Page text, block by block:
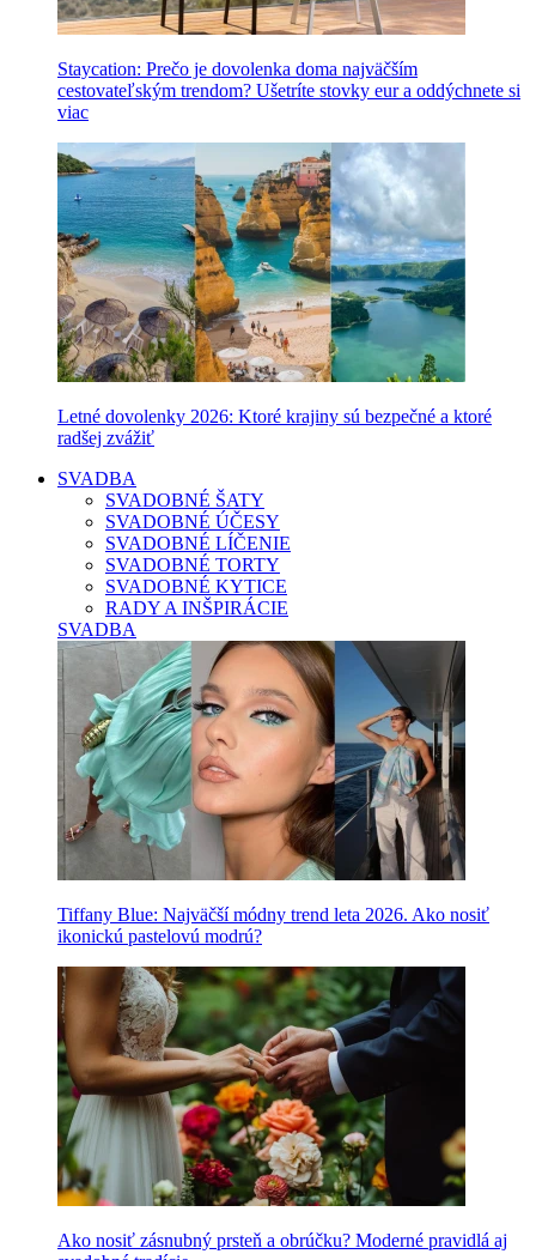
Staycation: Prečo je dovolenka doma najväčším
cestovateľským trendom? Ušetríte stovky eur a oddýchnete si
viac
Letné dovolenky 2026: Ktoré krajiny sú bezpečné a ktoré
radšej zvážiť
SVADBA
SVADOBNÉ ŠATY
SVADOBNÉ ÚČESY
SVADOBNÉ LÍČENIE
SVADOBNÉ TORTY
SVADOBNÉ KYTICE
RADY A INŠPIRÁCIE
SVADBA
Tiffany Blue: Najväčší módny trend leta 2026. Ako nosiť
ikonickú pastelovú modrú?
Ako nosiť zásnubný prsteň a obrúčku? Moderné pravidlá aj